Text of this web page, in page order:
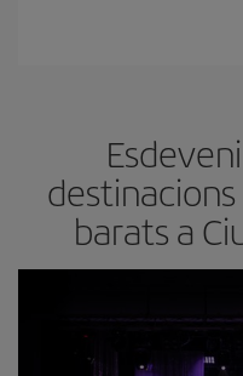
barats a